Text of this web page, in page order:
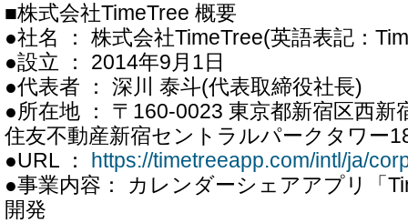
■株式会社TimeTree 概要
●社名 ： 株式会社TimeTree(英語表記：
●設立 ： 2014年9月1日
●代表者 ： 深川 泰斗(代表取締役社長)
●所在地 ： 〒160-0023 東京都新宿区西新
住友不動産新宿セントラルパークタワー
●URL ：
https://timetreeapp.com/intl/ja/
●事業内容： カレンダーシェアアプリ「
開発